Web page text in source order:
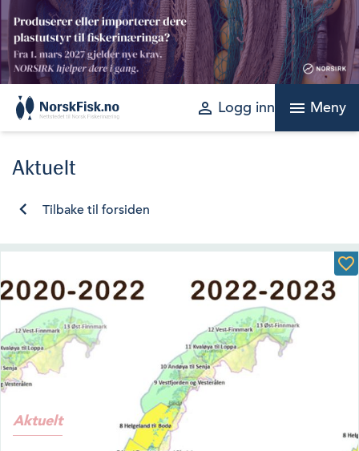
Skip
content
perm_identity Logg inn menu Meny
Aktuelt
Tilbake til forsiden
Aktuelt